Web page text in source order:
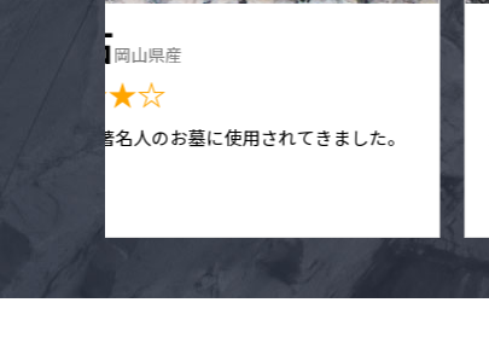
万成石岡山県産
★★★★☆
数多くの著名人のお墓に使用されてきました。